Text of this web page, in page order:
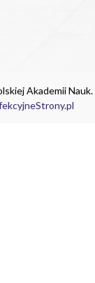
Akademii Nauk.